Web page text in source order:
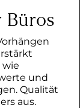
Büros
und
Qualität
aus.